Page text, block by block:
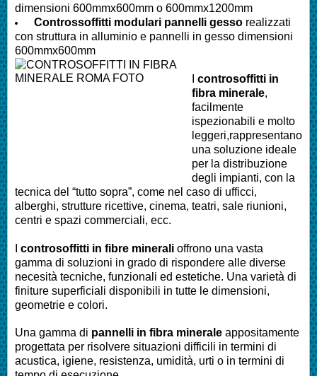
dimensioni 600mmx600mm o 600mmx1200mm
Controssoffitti modulari pannelli gesso realizzati
con struttura in alluminio e pannelli in gesso dimensioni
600mmx600mm
controsoffitti in
fibra minerale,
facilmente
ispezionabili e molto
leggeri,rappresentano
una soluzione ideale
per la distribuzione
degli impianti, con la
tecnica del “tutto sopra”, come nel caso di ufficci,
alberghi, strutture ricettive, cinema, teatri, sale riunioni,
centri e spazi commerciali, ecc.
controsoffitti in fibre minerali offrono una vasta
gamma di soluzioni in grado di rispondere alle diverse
necesità tecniche, funzionali ed estetiche. Una varietà di
finiture superficiali disponibili in tutte le dimensioni,
geometrie e colori.
Una gamma di pannelli in fibra minerale appositamente
progettata per risolvere situazioni difficili in termini di
acustica, igiene, resistenza, umidità, urti o in termini di